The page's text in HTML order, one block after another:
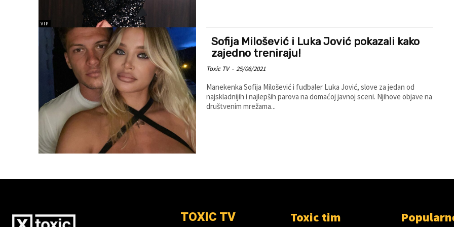
VIP
Sofija Milošević i Luka Jović pokazali kako
zajedno treniraju!
Toxic TV - 25/06/2021
Manekenka Sofija Milošević i fudbaler Luka Jović, slove za jedan od
najskladnijih i najlepših parova na domaćoj javnoj sceni. Njihove objave na
društvenim mrežama...
TOXIC TV Toxic tim